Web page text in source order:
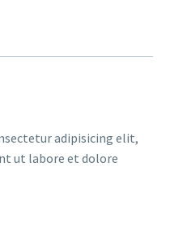
adipisicing elit,
ut labore et dolore